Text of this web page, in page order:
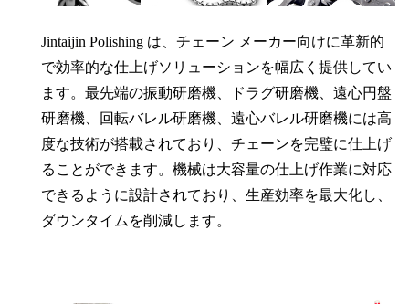
Jintaijin Polishing は、チェーン メーカー向けに革新的
で効率的な仕上げソリューションを幅広く提供してい
ます。最先端の振動研磨機、ドラグ研磨機、遠心円盤
研磨機、回転バレル研磨機、遠心バレル研磨機には高
度な技術が搭載されており、チェーンを完璧に仕上げ
ることができます。機械は大容量の仕上げ作業に対応
できるように設計されており、生産効率を最大化し、
ダウンタイムを削減します。